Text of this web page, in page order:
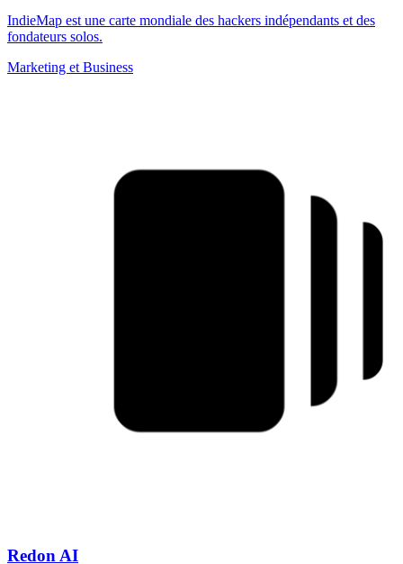
IndieMap est une carte mondiale des hackers indépendants et des
fondateurs solos.
Marketing et Business
Redon AI